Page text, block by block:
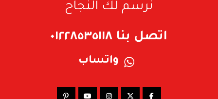
نرسم لك النجاح
اتصل بنا ٠١٢٢٨٥٣٥١١٨
واتساب